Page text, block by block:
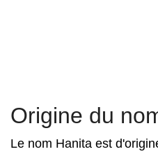
Origine du
Le nom Hanita est